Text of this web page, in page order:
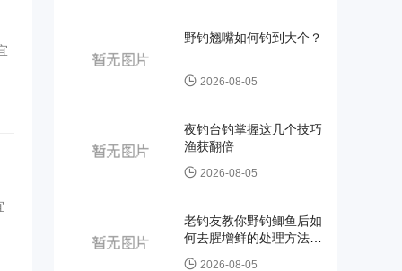
野钓翘嘴如何钓到大个？
2026-08-05
夜钓台钓掌握这几个技巧
渔获翻倍
2026-08-05
老钓友教你野钓鲫鱼后如
何去腥增鲜的处理方法和
技巧
2026-08-05